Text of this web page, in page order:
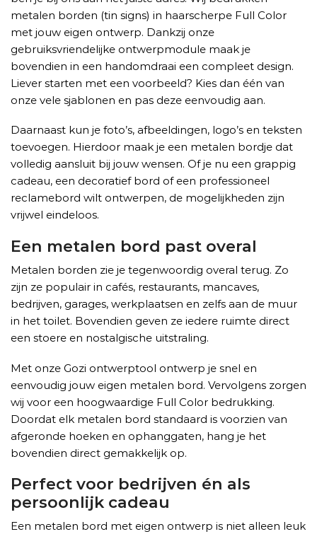
metalen borden (tin signs) in haarscherpe Full Color
met jouw eigen ontwerp. Dankzij onze
gebruiksvriendelijke ontwerpmodule maak je
bovendien in een handomdraai een compleet design.
Liever starten met een voorbeeld? Kies dan één van
onze vele sjablonen en pas deze eenvoudig aan.
Daarnaast kun je foto’s, afbeeldingen, logo’s en teksten
toevoegen. Hierdoor maak je een metalen bordje dat
volledig aansluit bij jouw wensen. Of je nu een grappig
cadeau, een decoratief bord of een professioneel
reclamebord wilt ontwerpen, de mogelijkheden zijn
vrijwel eindeloos.
Een metalen bord past overal
Metalen borden zie je tegenwoordig overal terug. Zo
zijn ze populair in cafés, restaurants, mancaves,
bedrijven, garages, werkplaatsen en zelfs aan de muur
in het toilet. Bovendien geven ze iedere ruimte direct
een stoere en nostalgische uitstraling.
Met onze Gozi ontwerptool ontwerp je snel en
eenvoudig jouw eigen metalen bord. Vervolgens zorgen
wij voor een hoogwaardige Full Color bedrukking.
Doordat elk metalen bord standaard is voorzien van
afgeronde hoeken en ophanggaten, hang je het
bovendien direct gemakkelijk op.
Perfect voor bedrijven én als
persoonlijk cadeau
Een metalen bord met eigen ontwerp is niet alleen leuk